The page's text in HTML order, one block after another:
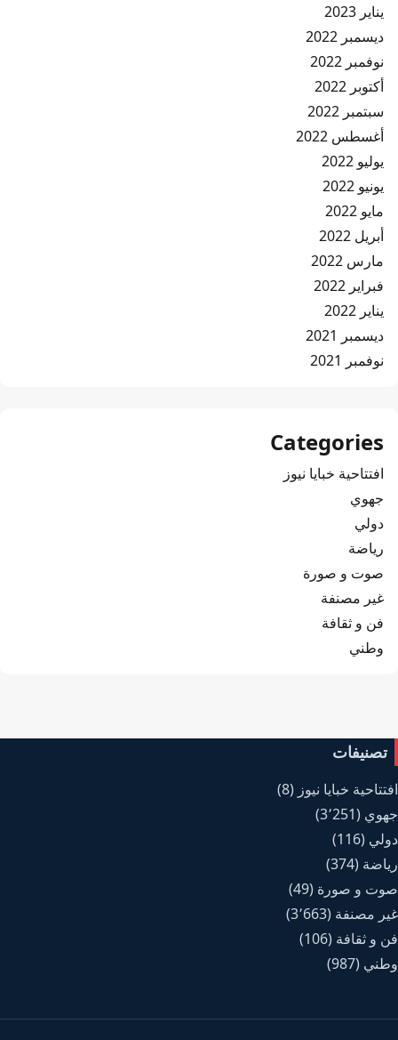
يناير 2023
ديسمبر 2022
نوفمبر 2022
أكتوبر 2022
سبتمبر 2022
أغسطس 2022
يوليو 2022
يونيو 2022
مايو 2022
أبريل 2022
مارس 2022
فبراير 2022
يناير 2022
ديسمبر 2021
نوفمبر 2021
Categories
افتتاحية خبايا نيوز
جهوي
دولي
رياضة
صوت و صورة
غير مصنفة
فن و ثقافة
وطني
تصنيفات
افتتاحية خبايا نيوز (8)
جهوي (3٬251)
دولي (116)
رياضة (374)
صوت و صورة (49)
غير مصنفة (3٬663)
فن و ثقافة (106)
وطني (987)